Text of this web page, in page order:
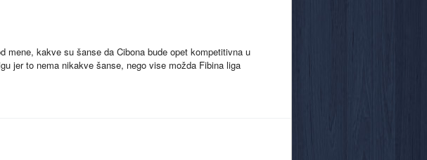
mene, kakve su šanse da Cibona bude opet kompetitivna u
jer to nema nikakve šanse, nego vise možda Fibina liga